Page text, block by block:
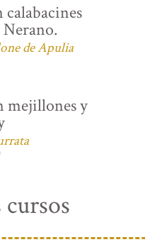
de Apulia
mejillones y
cursos